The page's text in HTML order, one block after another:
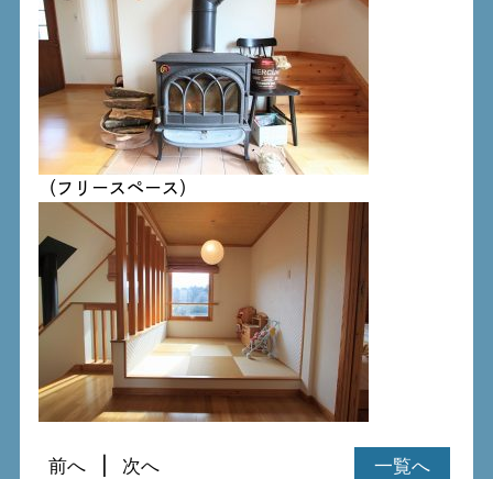
（フリースペース）
一覧へ
前へ 次へ